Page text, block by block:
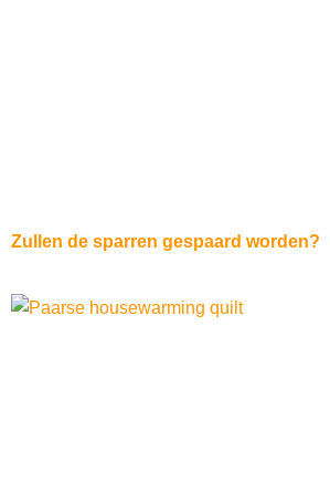
Zullen de sparren gespaard worden?